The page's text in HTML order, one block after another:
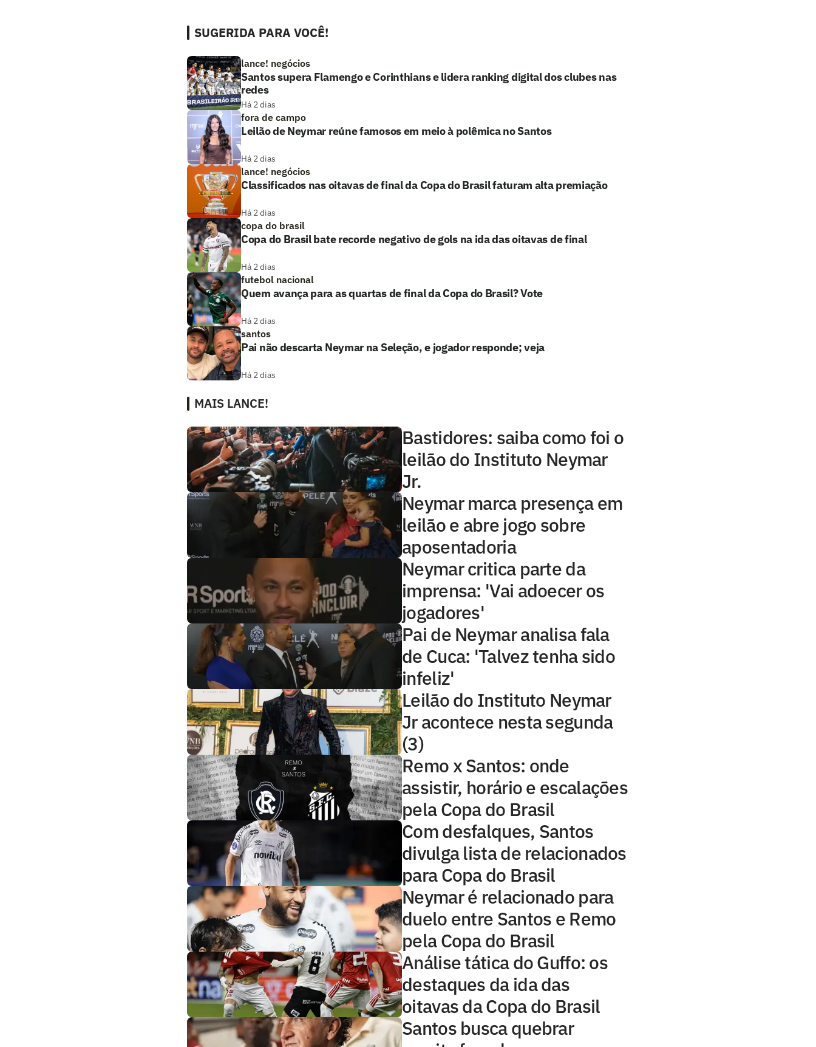
SUGERIDA PARA VOCÊ!
lance! negócios
Santos supera Flamengo e Corinthians e lidera ranking digital dos clubes nas
redes
Há 2 dias
fora de campo
Leilão de Neymar reúne famosos em meio à polêmica no Santos
Há 2 dias
lance! negócios
Classificados nas oitavas de final da Copa do Brasil faturam alta premiação
Há 2 dias
copa do brasil
Copa do Brasil bate recorde negativo de gols na ida das oitavas de final
Há 2 dias
futebol nacional
Quem avança para as quartas de final da Copa do Brasil? Vote
Há 2 dias
santos
Pai não descarta Neymar na Seleção, e jogador responde; veja
Há 2 dias
MAIS LANCE!
Bastidores: saiba como foi o
leilão do Instituto Neymar
Jr.
Neymar marca presença em
leilão e abre jogo sobre
aposentadoria
Neymar critica parte da
imprensa: 'Vai adoecer os
jogadores'
Pai de Neymar analisa fala
de Cuca: 'Talvez tenha sido
infeliz'
Leilão do Instituto Neymar
Jr acontece nesta segunda
(3)
Remo x Santos: onde
assistir, horário e escalações
pela Copa do Brasil
Com desfalques, Santos
divulga lista de relacionados
para Copa do Brasil
Neymar é relacionado para
duelo entre Santos e Remo
pela Copa do Brasil
Análise tática do Guffo: os
destaques da ida das
oitavas da Copa do Brasil
Santos busca quebrar